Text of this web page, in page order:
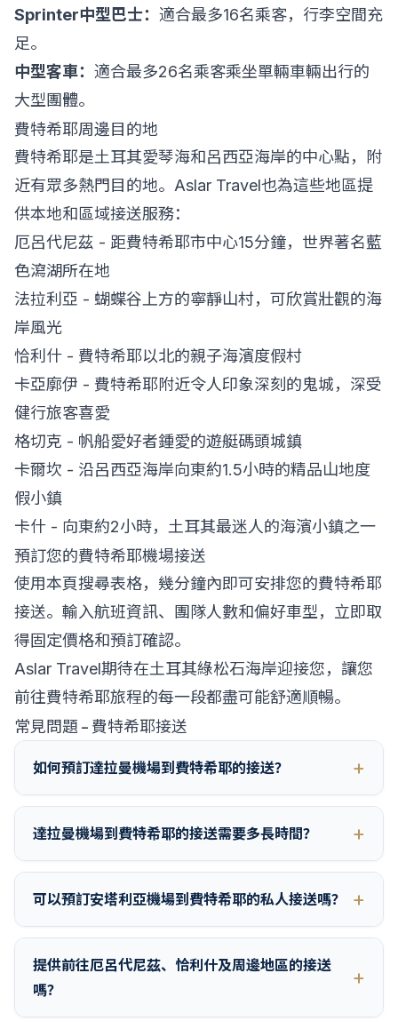
Sprinter中型巴士： 適合最多16名乘客，行李空間充
足。
中型客車： 適合最多26名乘客乘坐單輛車輛出行的
大型團體。
費特希耶周邊目的地
費特希耶是土耳其愛琴海和呂西亞海岸的中心點，附
近有眾多熱門目的地。Aslar Travel也為這些地區提
供本地和區域接送服務：
厄呂代尼茲 - 距費特希耶市中心15分鐘，世界著名藍
色瀉湖所在地
法拉利亞 - 蝴蝶谷上方的寧靜山村，可欣賞壯觀的海
岸風光
恰利什 - 費特希耶以北的親子海濱度假村
卡亞廓伊 - 費特希耶附近令人印象深刻的鬼城，深受
健行旅客喜愛
格切克 - 帆船愛好者鍾愛的遊艇碼頭城鎮
卡爾坎 - 沿呂西亞海岸向東約1.5小時的精品山地度
假小鎮
卡什 - 向東約2小時，土耳其最迷人的海濱小鎮之一
預訂您的費特希耶機場接送
使用本頁搜尋表格，幾分鐘內即可安排您的費特希耶
接送。輸入航班資訊、團隊人數和偏好車型，立即取
得固定價格和預訂確認。
Aslar Travel期待在土耳其綠松石海岸迎接您，讓您
前往費特希耶旅程的每一段都盡可能舒適順暢。
常見問題 - 費特希耶接送
如何預訂達拉曼機場到費特希耶的接送？
達拉曼機場到費特希耶的接送需要多長時間？
可以預訂安塔利亞機場到費特希耶的私人接送嗎？
提供前往厄呂代尼茲、恰利什及周邊地區的接送
嗎？